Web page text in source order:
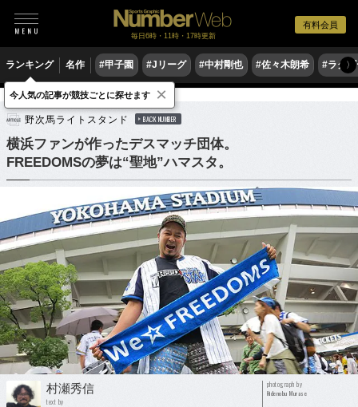
有料会員
毎日6時・11時・17時更新
ランキング 名作 #甲子園 #Jリーグ #中村剛也 #佐々木朗希 #ラグ〉
野球 プロ野球
野次馬ライトスタンド BACK NUMBER
横浜ファンが作ったデスマッチ団体。
FREEDOMSの夢は“聖地”ハマスタ。
村瀬秀信
text by
photograph by
Hidenobu Murase
今人気の記事が競技ごとに探せます ×